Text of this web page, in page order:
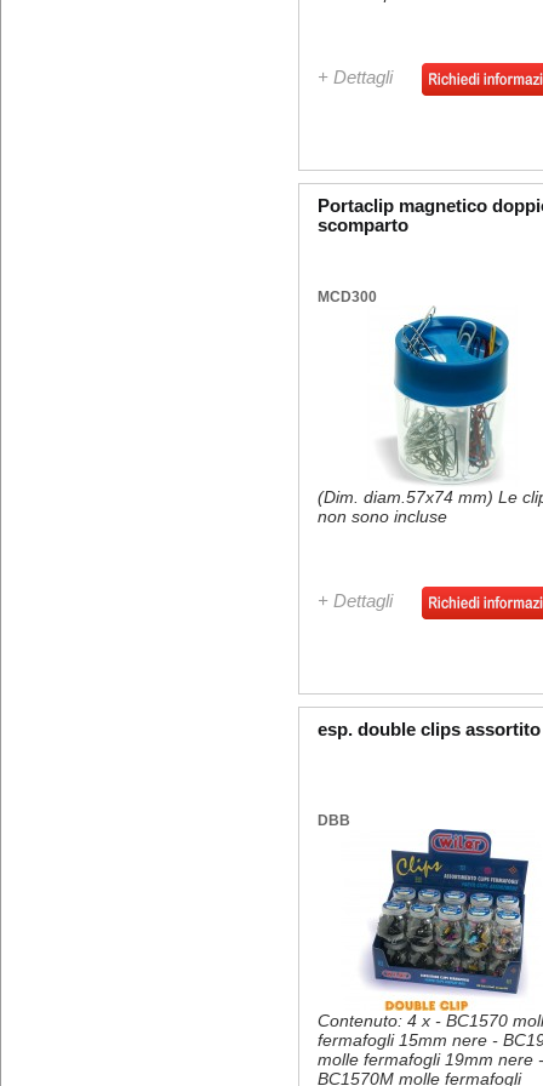
+ Dettagli
Portaclip magnetico
scomparto
MCD300
(Dim. diam.57x74 mm) Le
non sono incluse
+ Dettagli
esp. double clips assortito
DBB
Contenuto: 4 x - BC1570
fermafogli 15mm nere -
molle fermafogli 19mm nere -
BC1570M molle fermafogli